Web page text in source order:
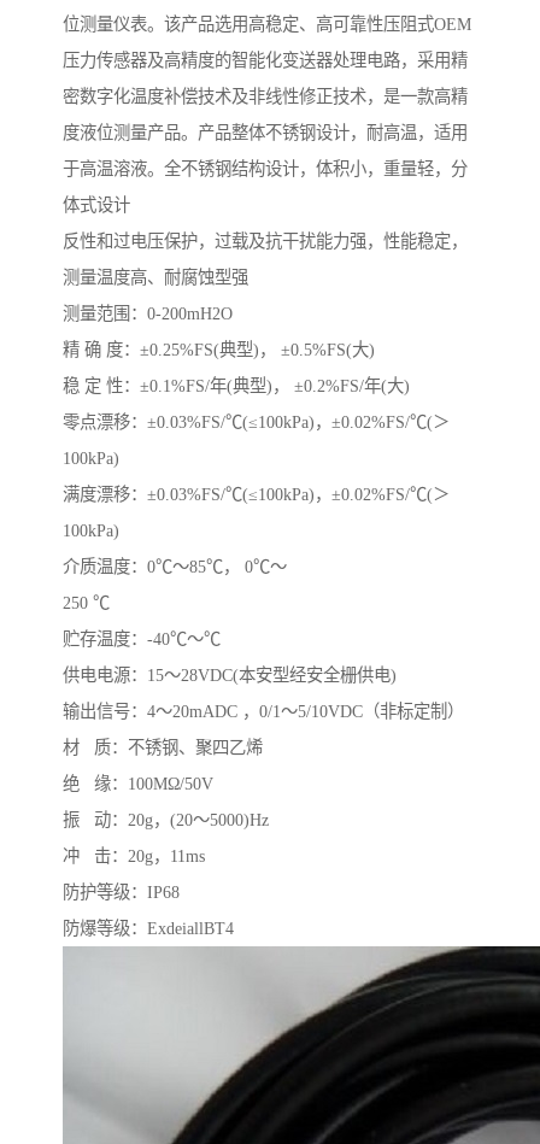
位测量仪表。该产品选用高稳定、高可靠性压阻式OEM
压力传感器及高精度的智能化变送器处理电路，采用精
密数字化温度补偿技术及非线性修正技术，是一款高精
度液位测量产品。产品整体不锈钢设计，耐高温，适用
于高温溶液。全不锈钢结构设计，体积小，重量轻，分
体式设计
反性和过电压保护，过载及抗干扰能力强，性能稳定，
测量温度高、耐腐蚀型强
测量范围：0-200mH2O
精 确 度：±0.25%FS(典型)， ±0.5%FS(大)
稳 定 性：±0.1%FS/年(典型)， ±0.2%FS/年(大)
零点漂移：±0.03%FS/℃(≤100kPa)，±0.02%FS/℃(＞
100kPa)
满度漂移：±0.03%FS/℃(≤100kPa)，±0.02%FS/℃(＞
100kPa)
介质温度：0℃～85℃， 0℃～
250 ℃
贮存温度：-40℃～℃
供电电源：15～28VDC(本安型经安全栅供电)
输出信号：4～20mADC ，0/1～5/10VDC（非标定制）
材 质：不锈钢、聚四乙烯
绝 缘：100MΩ/50V
振 动：20g，(20～5000)Hz
冲 击：20g，11ms
防护等级：IP68
防爆等级：ExdeiallBT4